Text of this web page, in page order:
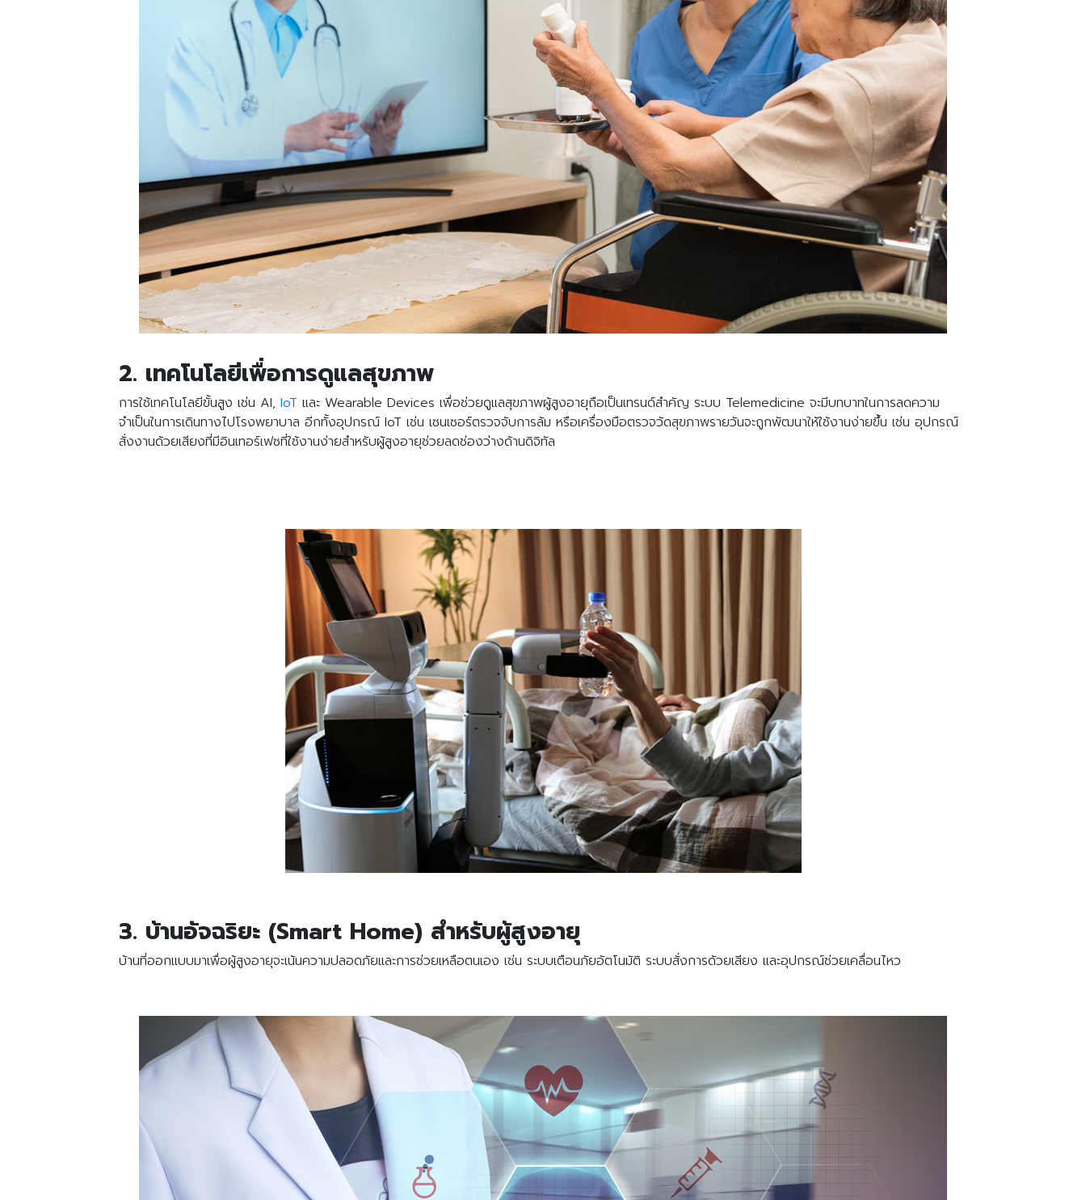
Search
Search
2. เทคโนโลยีเพื่อการดูแลสุขภาพ
การใช้เทคโนโลยีขั้นสูง เช่น AI, IoT และ Wearable Devices เพื่อช่วยดูแลสุขภาพผู้สูงอายุถือเป็นเทรนด์สำคัญ ระบบ Telemedicine จะมีบทบาทในการลดความ
จำเป็นในการเดินทางไปโรงพยาบาล อีกทั้งอุปกรณ์ IoT เช่น เซนเซอร์ตรวจจับการล้ม หรือเครื่องมือตรวจวัดสุขภาพรายวันจะถูกพัฒนาให้ใช้งานง่ายขึ้น เช่น อุปกรณ์
สั่งงานด้วยเสียงที่มีอินเทอร์เฟซที่ใช้งานง่ายสำหรับผู้สูงอายุช่วยลดช่องว่างด้านดิจิทัล
3. บ้านอัจฉริยะ (Smart Home) สำหรับผู้สูงอายุ
บ้านที่ออกแบบมาเพื่อผู้สูงอายุจะเน้นความปลอดภัยและการช่วยเหลือตนเอง เช่น ระบบเตือนภัยอัตโนมัติ ระบบสั่งการด้วยเสียง และอุปกรณ์ช่วยเคลื่อนไหว